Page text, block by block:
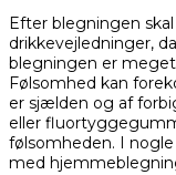
Efter blegningen
drikkevejledninger,
blegningen er
Følsomhed kan
er sjælden og af
eller
følsomheden. I
med